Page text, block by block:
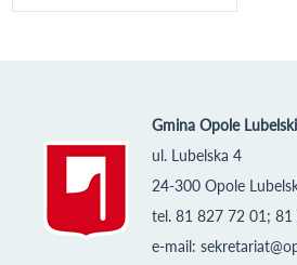
Gmina Opole
ul. Lubelska 4
24-300 Opole
tel. 81 827 72 01;
e-mail: